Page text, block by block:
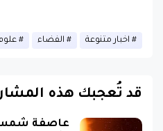
اخبار متنوعة الفضاء
قد تُعجبك هذه
عاصفة